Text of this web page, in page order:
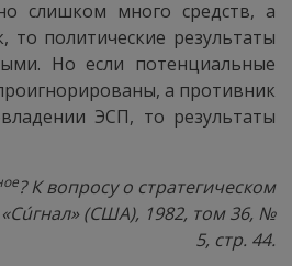
слишком много средств, а
то политические результаты
Но если потенциальные
а противник
ЭСП, то результаты
? К вопросу о стратегическом
(США), 1982, том 36, №
5, стр. 44.